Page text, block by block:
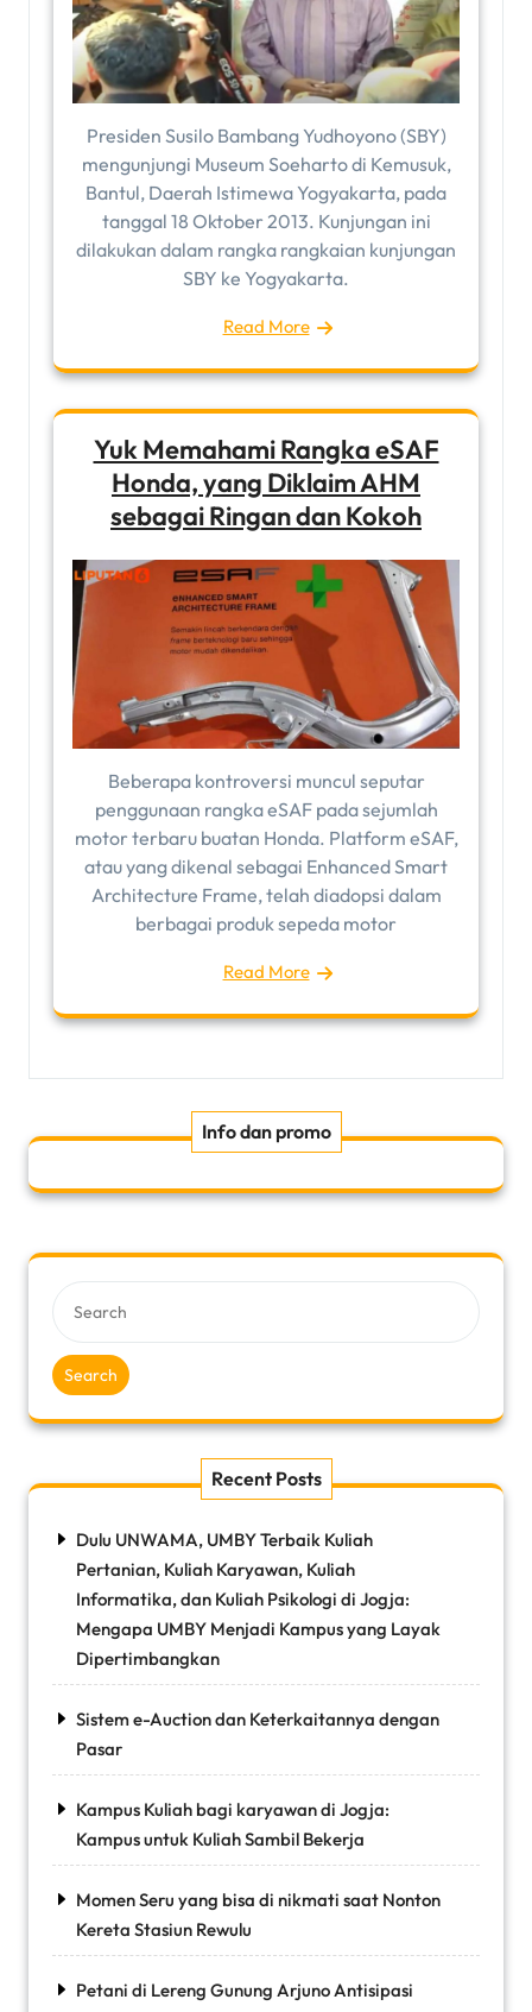
Presiden Susilo Bambang Yudhoyono (SBY)
mengunjungi Museum Soeharto di Kemusuk,
Bantul, Daerah Istimewa Yogyakarta, pada
tanggal 18 Oktober 2013. Kunjungan ini
dilakukan dalam rangka rangkaian kunjungan
SBY ke Yogyakarta.
Read More
Yuk Memahami Rangka eSAF
Honda, yang Diklaim AHM
sebagai Ringan dan Kokoh
Beberapa kontroversi muncul seputar
penggunaan rangka eSAF pada sejumlah
motor terbaru buatan Honda. Platform eSAF,
atau yang dikenal sebagai Enhanced Smart
Architecture Frame, telah diadopsi dalam
berbagai produk sepeda motor
Read More
Info dan promo
Search
Recent Posts
Dulu UNWAMA, UMBY Terbaik Kuliah
Pertanian, Kuliah Karyawan, Kuliah
Informatika, dan Kuliah Psikologi di Jogja:
Mengapa UMBY Menjadi Kampus yang Layak
Dipertimbangkan
Sistem e-Auction dan Keterkaitannya dengan
Pasar
Kampus Kuliah bagi karyawan di Jogja:
Kampus untuk Kuliah Sambil Bekerja
Momen Seru yang bisa di nikmati saat Nonton
Kereta Stasiun Rewulu
Petani di Lereng Gunung Arjuno Antisipasi